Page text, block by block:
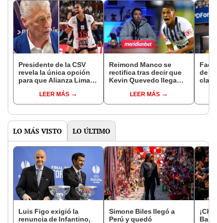
Presidente de la CSV
revela la única opción
para que Alianza Lima
Clubes de Vóley:
"Clasificaron dos en
LEER MÁS
Reimond Manco se
rectifica tras decir que
Kevin Quevedo llega
entrenamientos de
Alianza Lima: "Nunca
LEER MÁS
de
más
LO MÁS VISTO LO ÚLTIMO
Luis Figo exigió la
renuncia de Infantino,
Simone Biles llegó a
Perú y quedó